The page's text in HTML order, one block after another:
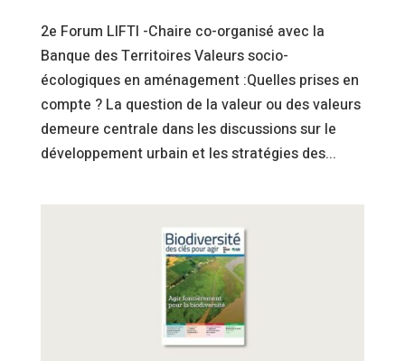
2e Forum LIFTI -Chaire co-organisé avec la
Banque des Territoires Valeurs socio-
écologiques en aménagement :Quelles prises en
compte ? La question de la valeur ou des valeurs
demeure centrale dans les discussions sur le
développement urbain et les stratégies des...